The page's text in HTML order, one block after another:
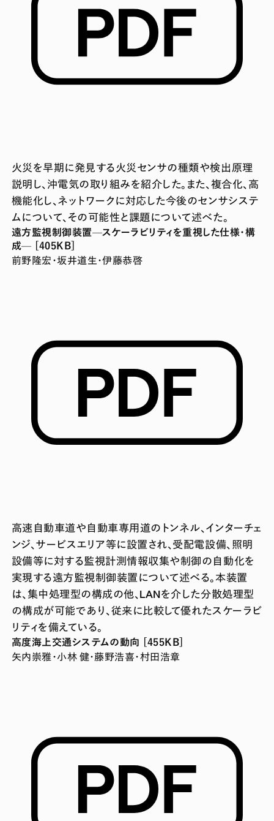
火災を早期に発見する火災センサの種類や検出原理
説明し、沖電気の取り組みを紹介した。また、複合化、高
機能化し、ネットワークに対応した今後のセンサシステ
ムについて、その可能性と課題について述べた。
遠方監視制御装置—スケーラビリティを重視した仕様・構
成— [405KB]
前野隆宏・坂井道生・伊藤恭啓
高速自動車道や自動車専用道のトンネル、インターチェ
ンジ、サービスエリア等に設置され、受配電設備、照明
設備等に対する監視計測情報収集や制御の自動化を
実現する遠方監視制御装置について述べる。本装置
は、集中処理型の構成の他、LANを介した分散処理型
の構成が可能であり、従来に比較して優れたスケーラビ
リティを備えている。
高度海上交通システムの動向 [455KB]
矢内崇雅・小林 健・藤野浩喜・村田浩章